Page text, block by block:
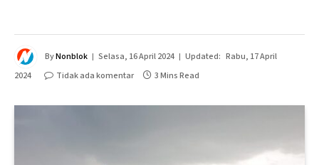
ByNonblok Selasa, 16 April 2024 Updated: Rabu, 17 April
2024
Tidak ada komentar 3 Mins Read